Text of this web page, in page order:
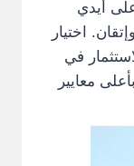
أيدي
اختيار
في
معايير